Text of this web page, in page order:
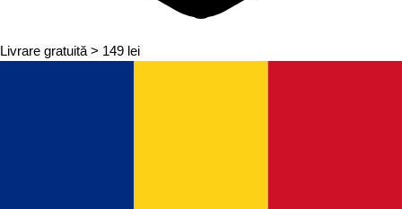
Livrare gratuită > 149 lei